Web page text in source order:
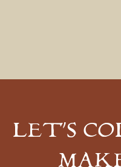
LET’S